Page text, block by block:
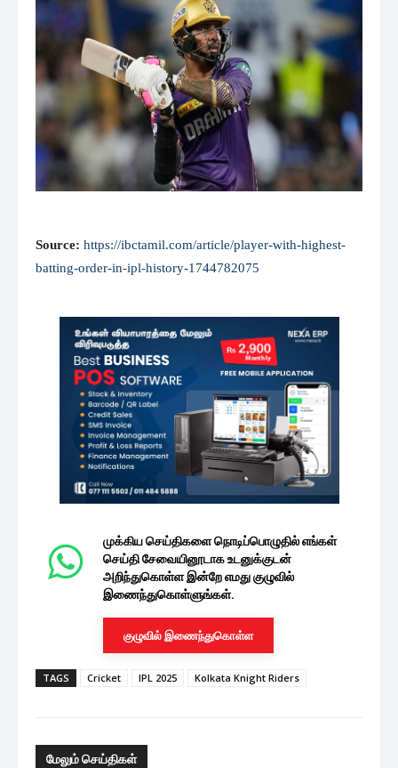
Source: https://ibctamil.com/article/player-with-highest-
batting-order-in-ipl-history-1744782075
முக்கிய செய்திகளை நொடிப்பொழுதில் எங்கள்
செய்தி சேவையினூடாக உடனுக்குடன்
அறிந்துகொள்ள இன்றே எமது குழுவில்
இணைந்துகொள்ளுங்கள்.
குழுவில் இணைந்துகொள்ள
TAGS Cricket IPL 2025 Kolkata Knight Riders
மேலும் செய்திகள்